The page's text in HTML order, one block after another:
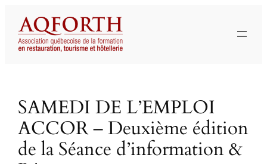
contenu
SAMEDI DE L’EMPLOI
ACCOR – Deuxième édition
de la Séance d’information &